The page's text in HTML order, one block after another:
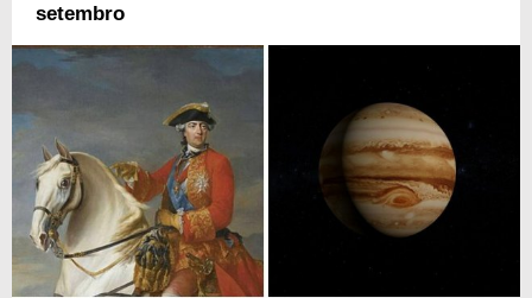
setembro